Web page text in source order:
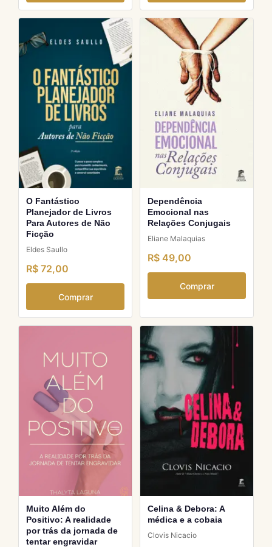
O Fantástico
Planejador de Livros
Para Autores de Não
Ficção
Eldes Saullo
R$ 72,00
Comprar
Dependência
Emocional nas
Relações Conjugais
Eliane Malaquias
R$ 49,00
Comprar
Muito Além do
Positivo: A realidade
por trás da jornada de
tentar engravidar
Celina & Debora: A
médica e a cobaia
Clovis Nicacio